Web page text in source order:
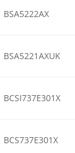
BSA5222AX
BSA5221AXUK
BCSI737E301X
BCS737E301X